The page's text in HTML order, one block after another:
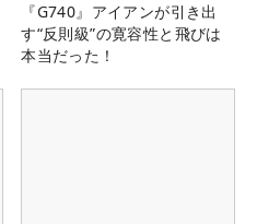
『G740』アイアンが引き出
す“反則級”の寛容性と飛びは
本当だった！